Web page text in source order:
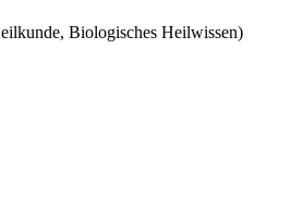
Biologisches Heilwissen)